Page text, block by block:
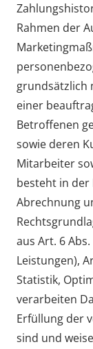
Rahmen der
grundsätzlich
einer
Betroffenen
sowie deren
Mitarbeiter
besteht in der
Abrechnung
aus Art. 6
Leistungen),
Statistik,
verarbeiten
Erfüllung der
sind und